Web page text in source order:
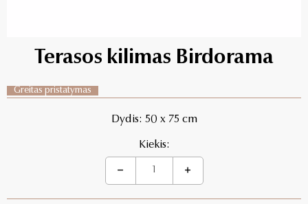
Terasos kilimas Birdorama
Greitas pristatymas
Dydis: 50 x 75 cm
Kiekis: